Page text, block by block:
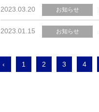
2023.03.20 お知らせ
2023.01.15 お知らせ
‹ 1 2 3 4